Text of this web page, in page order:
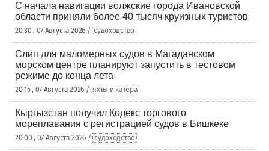
С начала навигации волжские города Ивановской
области приняли более 40 тысяч круизных туристов
20:30 , 07 Августа 2026 / судоходство
Слип для маломерных судов в Магаданском
морском центре планируют запустить в тестовом
режиме до конца лета
20:15 , 07 Августа 2026 / яхты и катера
Кыргызстан получил Кодекс торгового
мореплавания с регистрацией судов в Бишкеке
20:00 , 07 Августа 2026 / судоходство